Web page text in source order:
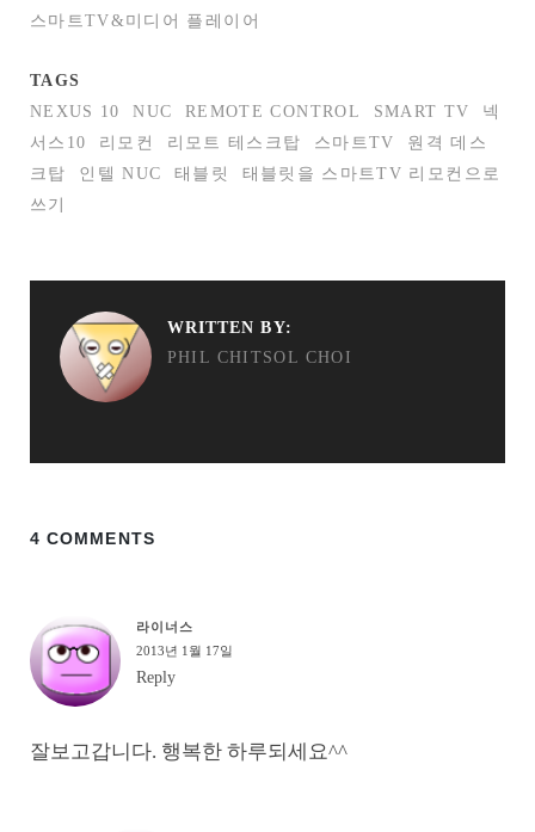
스마트TV&미디어 플레이어
TAGS
NEXUS 10
NUC REMOTE CONTROL SMART TV
넥
서스10
리모컨 리모트 테스크탑 스마트TV
원격 데스
크탑
인텔 NUC 태블릿
태블릿을 스마트TV 리모컨으로
쓰기
WRITTEN BY:
PHIL CHITSOL CHOI
4 COMMENTS
라이너스
2013년 1월 17일
Reply
잘보고갑니다. 행복한 하루되세요^^